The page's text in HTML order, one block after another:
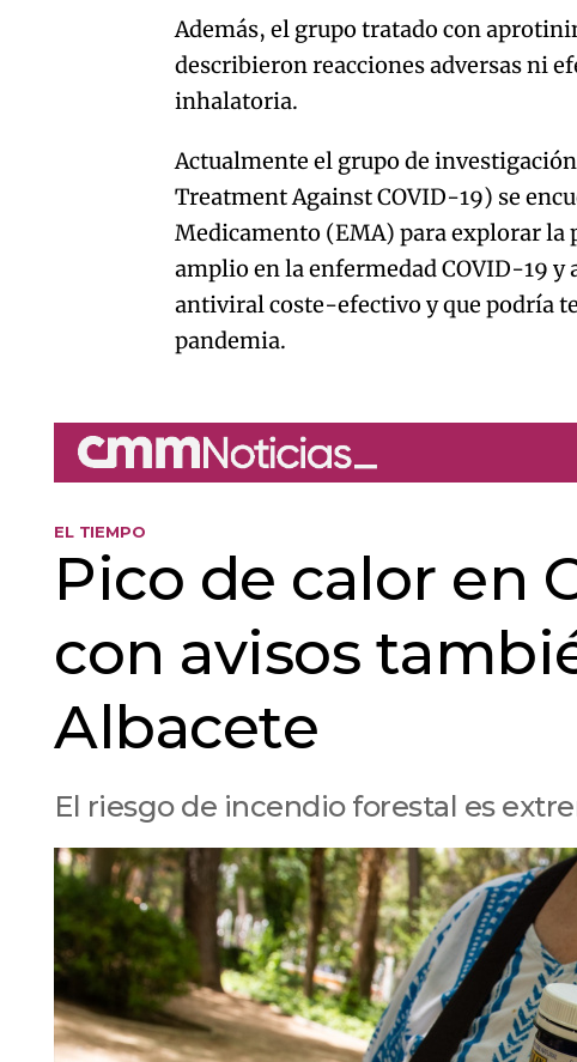
Además, el grupo tratado con
describieron reacciones adversas ni
inhalatoria.
Actualmente el grupo de
Treatment Against COVID-19) se
Medicamento (EMA) para explorar la
amplio en la enfermedad COVID-19
antiviral coste-efectivo y que podría
pandemia.
EL TIEMPO
Pico de calor en
con avisos
Albacete
El riesgo de incendio forestal es